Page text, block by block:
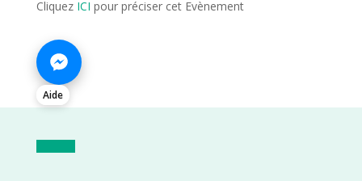
Cliquez ICI pour préciser cet Evènement
Aide